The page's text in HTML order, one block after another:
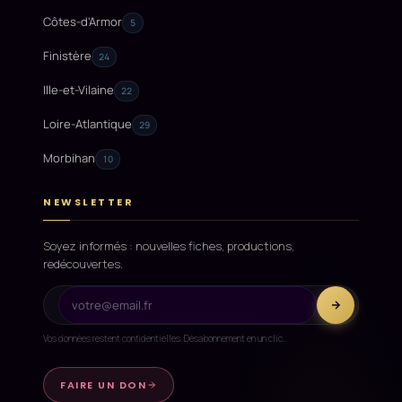
Côtes-d'Armor 5
Finistère 24
Ille-et-Vilaine 22
Loire-Atlantique 29
Morbihan 10
NEWSLETTER
Soyez informés : nouvelles fiches, productions,
redécouvertes.
Vos données restent confidentielles. Désabonnement en un clic.
FAIRE UN DON